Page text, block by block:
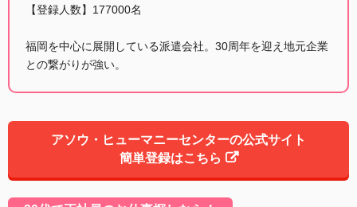
【登録人数】177000名
福岡を中心に展開している派遣会社。30周年を迎え地元企業
との繋がりが強い。
アソウ・ヒューマニーセンターの公式サイト
簡単登録はこちら